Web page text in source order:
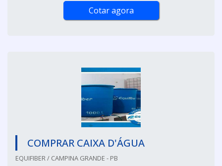
Cotar agora
COMPRAR CAIXA D'ÁGUA
EQUIFIBER / CAMPINA GRANDE - PB